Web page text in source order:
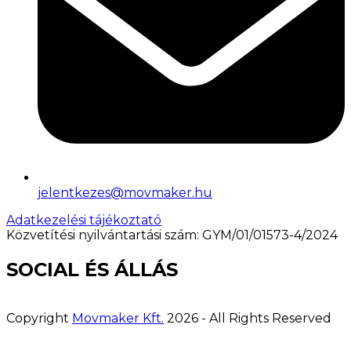
jelentkezes@movmaker.hu
Adatkezelési tájékoztató
Közvetítési nyilvántartási szám: GYM/01/01573-4/2024
SOCIAL ÉS ÁLLÁS
Copyright Movmaker Kft. 2026 - All Rights Reserved